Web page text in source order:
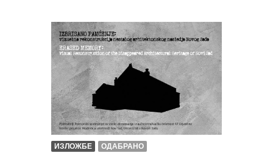
ИЗЛОЖБЕ ОДАБРАНО